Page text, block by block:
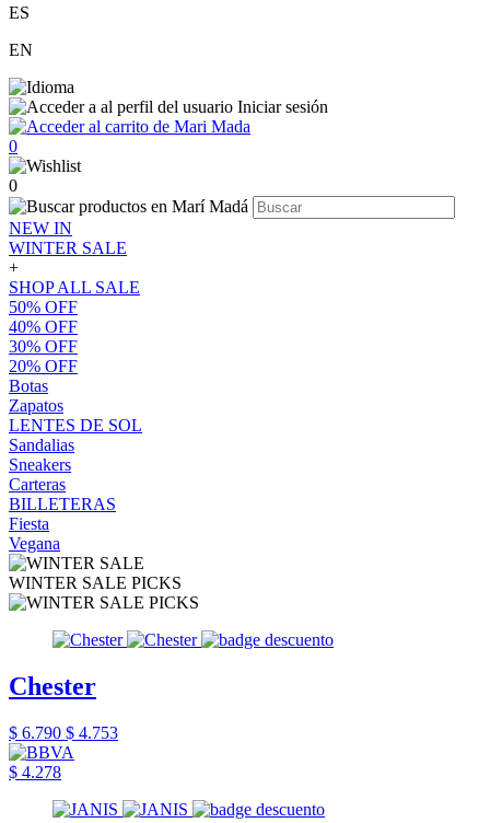
ES
EN
Iniciar sesión
0
0
NEW IN
WINTER SALE
+
SHOP ALL SALE
50% OFF
40% OFF
30% OFF
20% OFF
Botas
Zapatos
LENTES DE SOL
Sandalias
Sneakers
Carteras
BILLETERAS
Fiesta
Vegana
WINTER SALE PICKS
Chester
$ 6.790 $ 4.753
$ 4.278